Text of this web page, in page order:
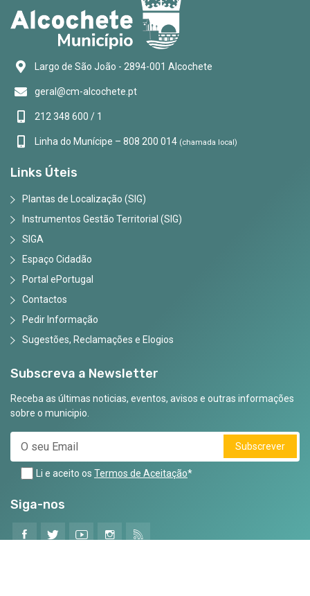
Largo de São João - 2894-001 Alcochete
geral@cm-alcochete.pt
212 348 600 / 1
Linha do Munícipe – 808 200 014 (chamada local)
Links Úteis
Plantas de Localização (SIG)
Instrumentos Gestão Territorial (SIG)
SIGA
Espaço Cidadão
Portal ePortugal
Contactos
Pedir Informação
Sugestões, Reclamações e Elogios
Subscreva a Newsletter
Receba as últimas noticias, eventos, avisos e outras informações
sobre o municipio.
Subscrever
Li e aceito os Termos de Aceitação*
Siga-nos